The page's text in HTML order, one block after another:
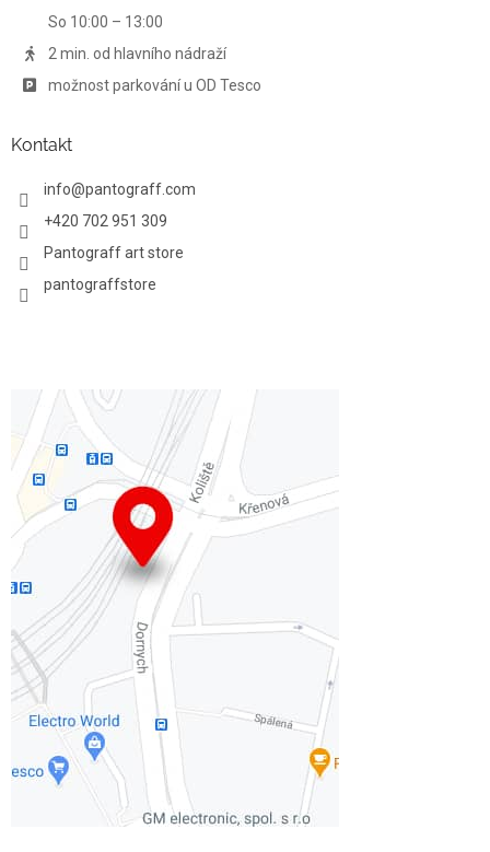
So 10:00 – 13:00
2 min. od hlavního nádraží
možnost parkování u OD Tesco
Kontakt
info@pantograff.com
+420 702 951 309
Pantograff art store
pantograffstore